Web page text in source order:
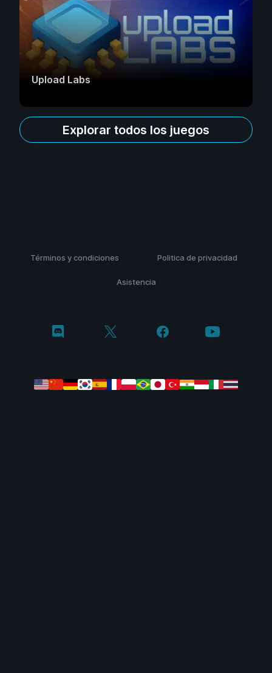
Upload Labs
Explorar todos los juegos
Términos y condiciones Politica de privacidad
Asistencia